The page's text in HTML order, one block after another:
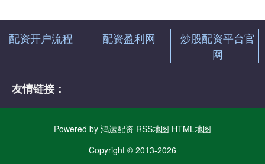
配资开户流程 配资盈利网
炒股配资平台官
网
友情链接：
Powered by 鸿运配资 RSS地图 HTML地图
Copyright © 2013-2026